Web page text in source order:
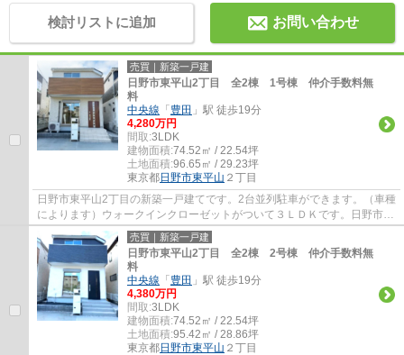
検討リストに追加 お問い合わせ
売買｜新築一戸建
日野市東平山2丁目 全2棟 1号棟 仲介手数料無
料
中央線 「 豊田 」駅 徒歩19分
4,280万円
間取:3LDK
建物面積:74.52㎡ / 22.54坪
土地面積:96.65㎡ / 29.23坪
東京都日野市東平山 ２丁目
日野市東平山2丁目の新築一戸建てです。2台並列駐車ができます。（車種
によります）ウォークインクローゼットがついて３ＬＤＫです。日野市で
お住まいをお探しなら多摩地区に詳しいエ...
売買｜新築一戸建
日野市東平山2丁目 全2棟 2号棟 仲介手数料無
料
中央線 「 豊田 」駅 徒歩19分
4,380万円
間取:3LDK
建物面積:74.52㎡ / 22.54坪
土地面積:95.42㎡ / 28.86坪
東京都日野市東平山 ２丁目